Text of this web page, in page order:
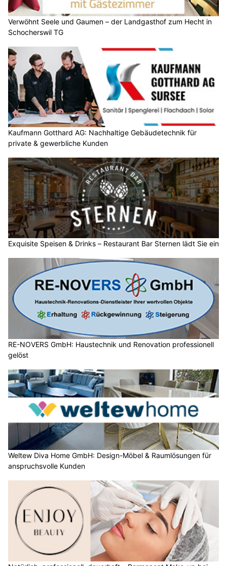
Verwöhnt Seele und Gaumen – der Landgasthof zum Hecht in
Schocherswil TG
Kaufmann Gotthard AG: Nachhaltige Gebäudetechnik für
private & gewerbliche Kunden
Exquisite Speisen & Drinks – Restaurant Bar Sternen lädt Sie ein
RE-NOVERS GmbH: Haustechnik und Renovation professionell
gelöst
Weltew Diva Home GmbH: Design-Möbel & Raumlösungen für
anspruchsvolle Kunden